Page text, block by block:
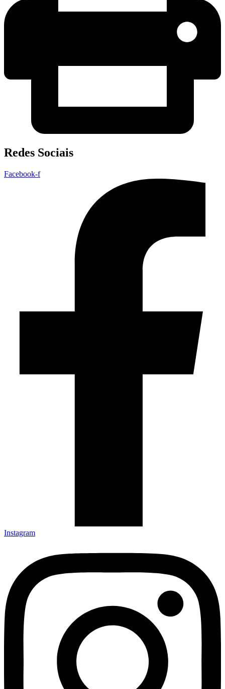
Redes Sociais
Facebook-f
Instagram